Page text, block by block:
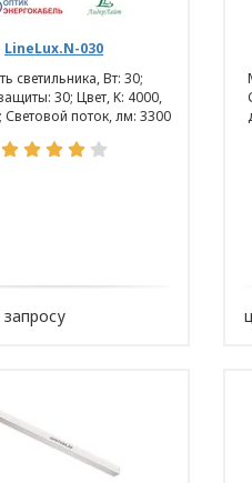
LineLux.N-030
светильника, Вт: 30;
30; Цвет, K: 4000,
Световой поток, лм: 3300
данных